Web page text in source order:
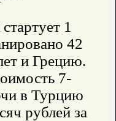
1
42
и Грецию.
7-
в Турцию
рублей за